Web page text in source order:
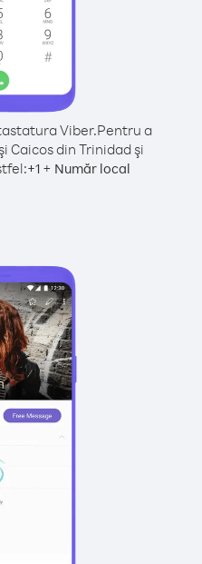
Viber.Pentru a
Caicos din Trinidad şi
+1 + Număr local